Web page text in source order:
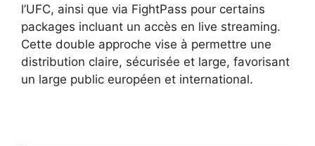
l’UFC, ainsi que via FightPass pour certains
packages incluant un accès en live streaming.
Cette double approche vise à permettre une
distribution claire, sécurisée et large, favorisant
un large public européen et international.